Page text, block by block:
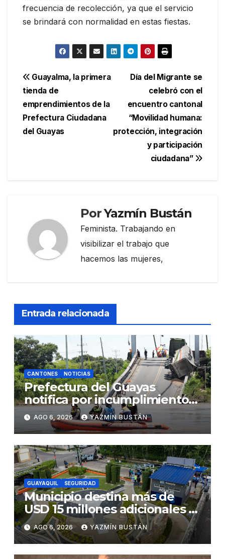
frecuencia de recolección, ya que el servicio
se brindará con normalidad en estas fiestas.
Navegación
de
entradas
Día del Migrante se
celebró con el
encuentro cantonal
“Movilidad humana:
protección, integración
y participación
ciudadana”
Guayalma, la primera
tienda de
emprendimientos de la
Prefectura Ciudadana
del Guayas
PorYazmín Bustán
Feminista. Trabajando en
visibilizar el trabajo que
hacemos las mujeres,
Entrada relacionada
CANTONES NOTICIAS
Prefectura del Guayas
notifica por incumplimiento
contractual a la Concesionaria
CONORTE y exige celeridad
en desmontaje del puente
Gonzalo Icaza Cornejo, en
Daule
AGO 6, 2026 YAZMÍN BUSTÁN
GUAYAQUIL SEGURIDAD
Municipio destina más de
USD 15 millones adicionales a
SEGURA EP para fortalecer la
seguridad ciudadana
AGO 6, 2026 YAZMÍN BUSTÁN